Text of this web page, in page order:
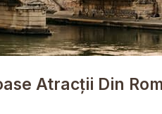
Atracții Din